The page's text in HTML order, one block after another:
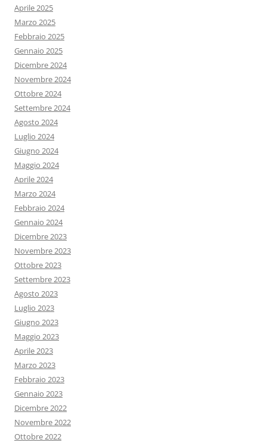
Aprile 2025
Marzo 2025
Febbraio 2025
Gennaio 2025
Dicembre 2024
Novembre 2024
Ottobre 2024
Settembre 2024
Agosto 2024
Luglio 2024
Giugno 2024
Maggio 2024
Aprile 2024
Marzo 2024
Febbraio 2024
Gennaio 2024
Dicembre 2023
Novembre 2023
Ottobre 2023
Settembre 2023
Agosto 2023
Luglio 2023
Giugno 2023
Maggio 2023
Aprile 2023
Marzo 2023
Febbraio 2023
Gennaio 2023
Dicembre 2022
Novembre 2022
Ottobre 2022